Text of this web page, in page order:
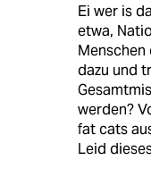
Ei wer is
etwa,
dazu und
werden?
fat cats
Leid